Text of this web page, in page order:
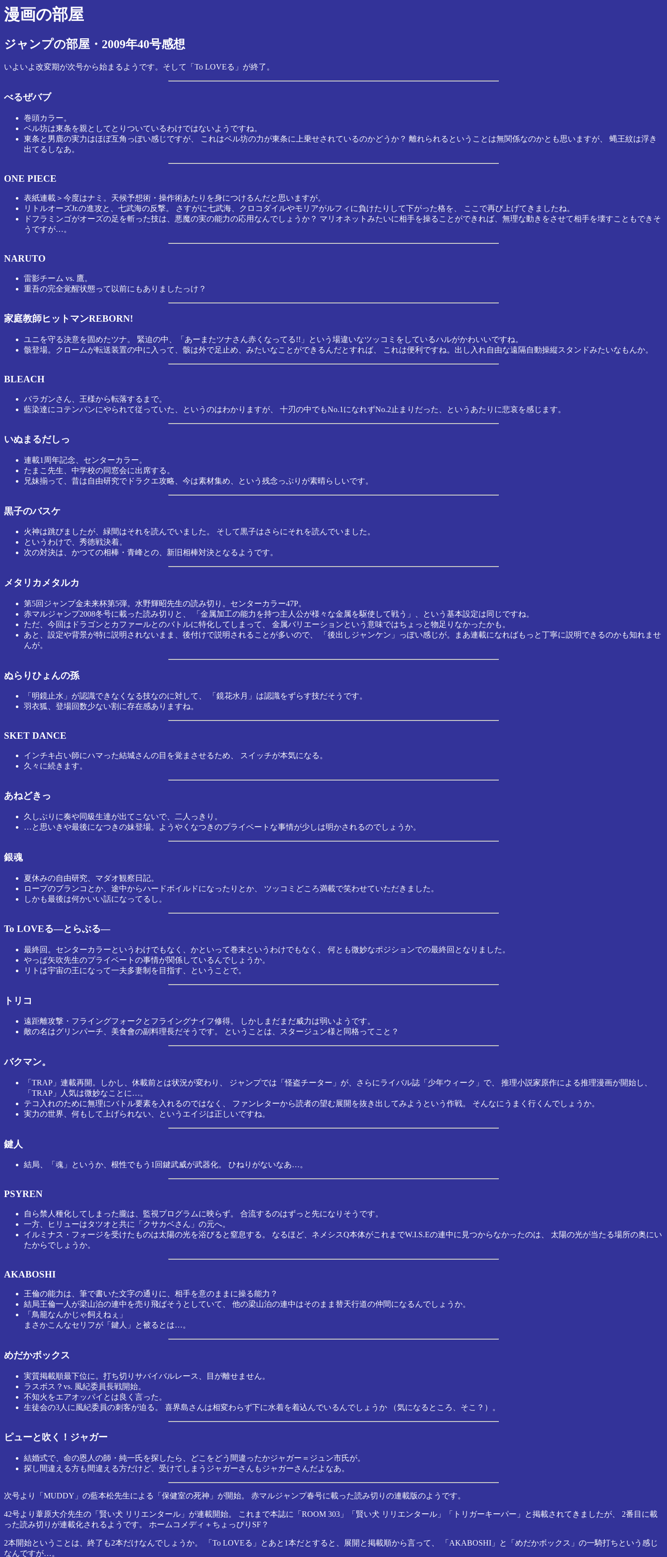
漫画の部屋
ジャンプの部屋・2009年40号感想
いよいよ改変期が次号から始まるようです。そして「To LOVEる」が終了。
べるぜバブ
巻頭カラー。
ベル坊は東条を親としてとりついているわけではないようですね。
東条と男鹿の実力はほぼ互角っぽい感じですが、 これはベル坊の力が東条に上乗せされているのかどうか？ 離れられるということは無関係なのかとも思いますが、 蝿王紋は浮き
出てるしなあ。
ONE PIECE
表紙連載＞今度はナミ。天候予想術・操作術あたりを身につけるんだと思いますが。
リトルオーズJr.の進攻と、七武海の反撃。 さすがに七武海、クロコダイルやモリアがルフィに負けたりして下がった格を、 ここで再び上げてきましたね。
ドフラミンゴがオーズの足を斬った技は、悪魔の実の能力の応用なんでしょうか？ マリオネットみたいに相手を操ることができれば、無理な動きをさせて相手を壊すこともできそ
うですが…。
NARUTO
雷影チーム vs. 鷹。
重吾の完全覚醒状態って以前にもありましたっけ？
家庭教師ヒットマンREBORN!
ユニを守る決意を固めたツナ。 緊迫の中、「あーまたツナさん赤くなってる!!」という場違いなツッコミをしているハルがかわいいですね。
骸登場。クロームが転送装置の中に入って、骸は外で足止め、みたいなことができるんだとすれば、 これは便利ですね。出し入れ自由な遠隔自動操縦スタンドみたいなもんか。
BLEACH
バラガンさん、王様から転落するまで。
藍染達にコテンパンにやられて従っていた、というのはわかりますが、 十刃の中でもNo.1になれずNo.2止まりだった、というあたりに悲哀を感じます。
いぬまるだしっ
連載1周年記念、センターカラー。
たまこ先生、中学校の同窓会に出席する。
兄妹揃って、昔は自由研究でドラクエ攻略、今は素材集め、という残念っぷりが素晴らしいです。
黒子のバスケ
火神は跳びましたが、緑間はそれを読んでいました。 そして黒子はさらにそれを読んでいました。
というわけで、秀徳戦決着。
次の対決は、かつての相棒・青峰との、新旧相棒対決となるようです。
メタリカメタルカ
第5回ジャンプ金未来杯第5弾。水野輝昭先生の読み切り。センターカラー47P。
赤マルジャンプ2008冬号に載った読み切りと、 「金属加工の能力を持つ主人公が様々な金属を駆使して戦う」、という基本設定は同じですね。
ただ、今回はドラゴンとカファールとのバトルに特化してしまって、 金属バリエーションという意味ではちょっと物足りなかったかも。
あと、設定や背景が特に説明されないまま、後付けで説明されることが多いので、 「後出しジャンケン」っぽい感じが。まあ連載になればもっと丁寧に説明できるのかも知れませ
んが。
ぬらりひょんの孫
「明鏡止水」が認識できなくなる技なのに対して、 「鏡花水月」は認識をずらす技だそうです。
羽衣狐、登場回数少ない割に存在感ありますね。
SKET DANCE
インチキ占い師にハマった結城さんの目を覚まさせるため、 スイッチが本気になる。
久々に続きます。
あねどきっ
久しぶりに奏や同級生達が出てこないで、二人っきり。
…と思いきや最後になつきの妹登場。ようやくなつきのプライベートな事情が少しは明かされるのでしょうか。
銀魂
夏休みの自由研究、マダオ観察日記。
ロープのブランコとか、途中からハードボイルドになったりとか、 ツッコミどころ満載で笑わせていただきました。
しかも最後は何かいい話になってるし。
To LOVEる―とらぶる―
最終回。センターカラーというわけでもなく、かといって巻末というわけでもなく、 何とも微妙なポジションでの最終回となりました。
やっぱ矢吹先生のプライベートの事情が関係しているんでしょうか。
リトは宇宙の王になって一夫多妻制を目指す、ということで。
トリコ
遠距離攻撃・フライングフォークとフライングナイフ修得。 しかしまだまだ威力は弱いようです。
敵の名はグリンパーチ、美食會の副料理長だそうです。 ということは、スタージュン様と同格ってこと？
バクマン。
「TRAP」連載再開。しかし、休載前とは状況が変わり、 ジャンプでは「怪盗チーター」が、さらにライバル誌「少年ウィーク」で、 推理小説家原作による推理漫画が開始し、
「TRAP」人気は微妙なことに…。
テコ入れのために無理にバトル要素を入れるのではなく、 ファンレターから読者の望む展開を抜き出してみようという作戦。 そんなにうまく行くんでしょうか。
実力の世界、何もして上げられない、というエイジは正しいですね。
鍵人
結局、「魂」というか、根性でもう1回鍵武威が武器化。 ひねりがないなあ…。
PSYREN
自ら禁人種化してしまった朧は、監視プログラムに映らず。 合流するのはずっと先になりそうです。
一方、ヒリューはタツオと共に「クサカベさん」の元へ。
イルミナス・フォージを受けたものは太陽の光を浴びると窒息する。 なるほど、ネメシスQ本体がこれまでW.I.S.Eの連中に見つからなかったのは、 太陽の光が当たる場所の奥にい
たからでしょうか。
AKABOSHI
王倫の能力は、筆で書いた文字の通りに、相手を意のままに操る能力？
結局王倫一人が梁山泊の連中を売り飛ばそうとしていて、 他の梁山泊の連中はそのまま替天行道の仲間になるんでしょうか。
「鳥籠なんかじゃ飼えねぇ」
まさかこんなセリフが「鍵人」と被るとは…。
めだかボックス
実質掲載順最下位に。打ち切りサバイバルレース、目が離せません。
ラスボス？vs. 風紀委員長戦開始。
不知火をエアオッパイとは良く言った。
生徒会の3人に風紀委員の刺客が迫る。 喜界島さんは相変わらず下に水着を着込んでいるんでしょうか （気になるところ、そこ？）。
ピューと吹く！ジャガー
結婚式で、命の恩人の師・純一氏を探したら、どこをどう間違ったかジャガー＝ジュン市氏が。
探し間違える方も間違える方だけど、受けてしまうジャガーさんもジャガーさんだよなあ。
次号より「MUDDY」の藍本松先生による「保健室の死神」が開始。 赤マルジャンプ春号に載った読み切りの連載版のようです。
42号より葦原大介先生の「賢い犬 リリエンタール」が連載開始。 これまで本誌に「ROOM 303」「賢い犬 リリエンタール」「トリガーキーパー」と掲載されてきましたが、 2番目に載
った読み切りが連載化されるようです。 ホームコメディ＋ちょっぴりSF？
2本開始ということは、終了も2本だけなんでしょうか。 「To LOVEる」とあと1本だとすると、展開と掲載順から言って、 「AKABOSHI」と「めだかボックス」の一騎打ちという感じ
なんですが…。